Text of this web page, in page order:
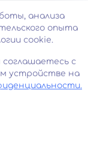
более 15
квалификацию,
Не сообщаем
без
анализа
опыта
cookie.
соглашаетесь с
устройстве на